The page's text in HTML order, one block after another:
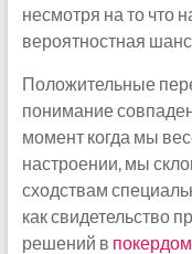
несмотря на то что
вероятностная
Положительные
понимание
момент когда мы
настроении, мы
сходствам
как свидетельство
решений в